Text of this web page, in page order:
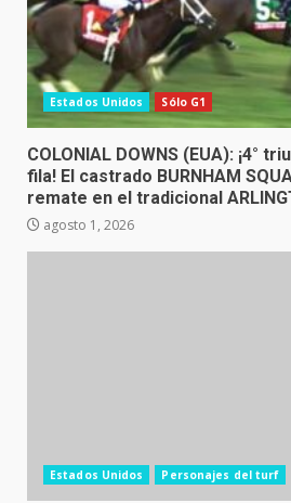
Estados Unidos Sólo G1
COLONIAL DOWNS (EUA): ¡4°
fila! El castrado BURNHAM
remate en el tradicional
agosto 1, 2026
Estados Unidos Personajes del turf